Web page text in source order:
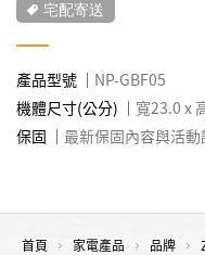
宅配寄送
產品型號
NP-GBF05
機體尺寸(公分)
寬23.0 x
保固
最新保固內容與活
首頁 家電產品 品牌